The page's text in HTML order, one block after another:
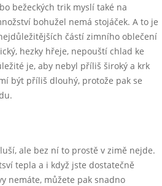
bežeckých trik myslí také na
bohužel nemá stojáček. A to je
částí zimního oblečení
hezky hřeje, nepouští chlad ke
je, aby nebyl příliš široký a krk
být příliš dlouhý, protože pak se
ale bez ní to prostě v zimě nejde.
tepla a i když jste dostatečně
nemáte, můžete pak snadno